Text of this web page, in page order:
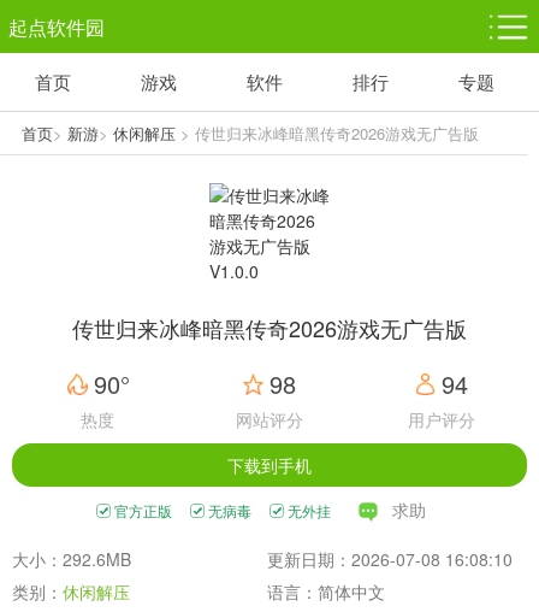
起点软件园
塔防游戏
1千+款游戏
休闲益智
1万+款游戏
体育竞技
5百+款游戏
赛车竞速
3百+款游戏
首页 游戏 软件 排行 专题
首页> 新游> 休闲解压> 传世归来冰峰暗黑传奇2026游戏无广告版
传世归来冰峰暗黑传奇2026游戏无广告版
90°
热度
98
网站评分
94
用户评分
下载到手机
官方正版 无病毒 无外挂 求助
大小：292.6MB
更新日期：2026-07-08 16:08:10
类别： 休闲解压 语言：简体中文